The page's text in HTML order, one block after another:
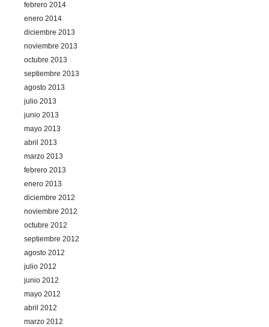
febrero 2014
enero 2014
diciembre 2013
noviembre 2013
octubre 2013
septiembre 2013
agosto 2013
julio 2013
junio 2013
mayo 2013
abril 2013
marzo 2013
febrero 2013
enero 2013
diciembre 2012
noviembre 2012
octubre 2012
septiembre 2012
agosto 2012
julio 2012
junio 2012
mayo 2012
abril 2012
marzo 2012